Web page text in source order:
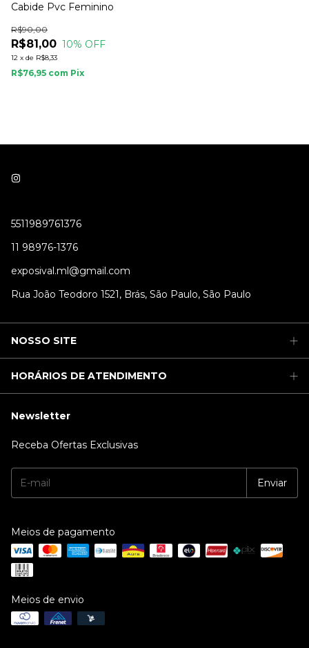
Cabide Pvc Feminino
R$81,00
R$90,00
10% OFF
12 x de R$8,33
R$76,95 com Pix
5511989761376
11 98976-1376
exposival.ml@gmail.com
Rua João Teodoro 1521, Brás, São Paulo, São Paulo
NOSSO SITE
HORÁRIOS DE ATENDIMENTO
Newsletter
Receba Ofertas Exclusivas
Meios de pagamento
Meios de envio